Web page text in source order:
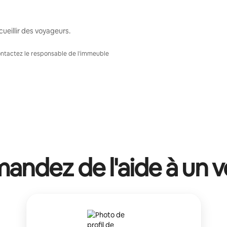
des voyageurs.
le responsable de l'immeuble
de l'aide à un